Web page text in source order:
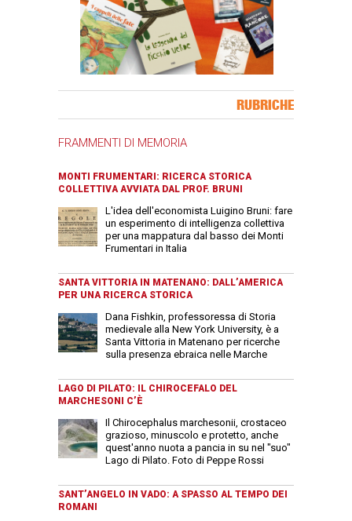
RUBRICHE
FRAMMENTI DI MEMORIA
MONTI FRUMENTARI: RICERCA STORICA
COLLETTIVA AVVIATA DAL PROF. BRUNI
L'idea dell'economista Luigino Bruni: fare
un esperimento di intelligenza collettiva
per una mappatura dal basso dei Monti
Frumentari in Italia
SANTA VITTORIA IN MATENANO: DALL’AMERICA
PER UNA RICERCA STORICA
Dana Fishkin, professoressa di Storia
medievale alla New York University, è a
Santa Vittoria in Matenano per ricerche
sulla presenza ebraica nelle Marche
LAGO DI PILATO: IL CHIROCEFALO DEL
MARCHESONI C’È
Il Chirocephalus marchesonii, crostaceo
grazioso, minuscolo e protetto, anche
quest'anno nuota a pancia in su nel "suo"
Lago di Pilato. Foto di Peppe Rossi
SANT’ANGELO IN VADO: A SPASSO AL TEMPO DEI
ROMANI